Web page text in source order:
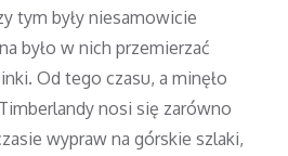
tym były niesamowicie
było w nich przemierzać
Od tego czasu, a minęło
nosi się zarówno
wypraw na górskie szlaki,